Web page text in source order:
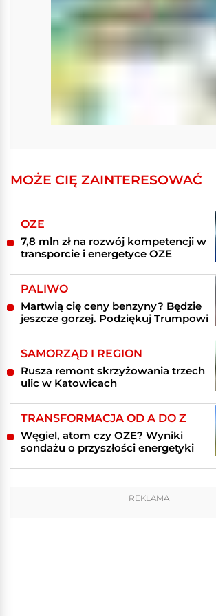
MOŻE CIĘ ZAINTERESOWAĆ
OZE
7,8 mln zł na rozwój kompetencji w
transporcie i energetyce OZE
PALIWO
Martwią cię ceny benzyny? Będzie
jeszcze gorzej. Podziękuj Trumpowi
SAMORZĄD I REGION
Rusza remont skrzyżowania trzech
ulic w Katowicach
TRANSFORMACJA OD A DO Z
Węgiel, atom czy OZE? Wyniki
sondażu o przyszłości energetyki
REKLAMA